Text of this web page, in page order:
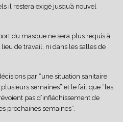
il restera exigé jusqu’à nouvel
du masque ne sera plus requis à
de travail, ni dans les salles de
par “une situation sanitaire
semaines” et le fait que “les
pas d’infléchissement de
prochaines semaines”.